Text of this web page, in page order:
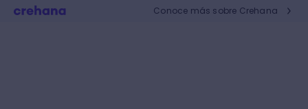
Conoce más sobre Crehana